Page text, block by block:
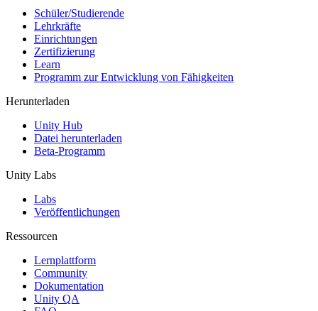
Schüler/Studierende
Lehrkräfte
Einrichtungen
Zertifizierung
Learn
Programm zur Entwicklung von Fähigkeiten
Herunterladen
Unity Hub
Datei herunterladen
Beta-Programm
Unity Labs
Labs
Veröffentlichungen
Ressourcen
Lernplattform
Community
Dokumentation
Unity QA